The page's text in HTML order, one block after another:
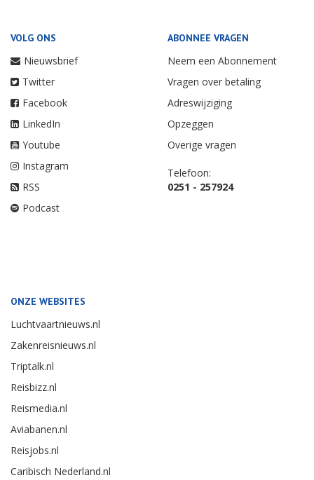
VOLG ONS
Nieuwsbrief
Twitter
Facebook
LinkedIn
Youtube
Instagram
RSS
Podcast
ABONNEE VRAGEN
Neem een Abonnement
Vragen over betaling
Adreswijziging
Opzeggen
Overige vragen
Telefoon:
0251 - 257924
ONZE WEBSITES
Luchtvaartnieuws.nl
Zakenreisnieuws.nl
Triptalk.nl
Reisbizz.nl
Reismedia.nl
Aviabanen.nl
Reisjobs.nl
Caribisch Nederland.nl